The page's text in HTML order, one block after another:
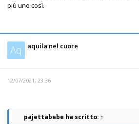
più uno così.
Aq aquila nel cuore
12/07/2021, 23:36
pajettabebe ha scritto: ↑